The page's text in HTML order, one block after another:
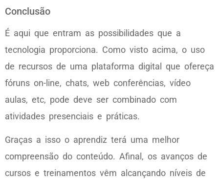
Conclusão
É aqui que entram as possibilidades que a
tecnologia proporciona. Como visto acima, o uso
de recursos de uma plataforma digital que ofereça
fóruns on-line, chats, web conferências, vídeo
aulas, etc, pode deve ser combinado com
atividades presenciais e práticas.
Graças a isso o aprendiz terá uma melhor
compreensão do conteúdo. Afinal, os avanços de
cursos e treinamentos vêm alcançando níveis de